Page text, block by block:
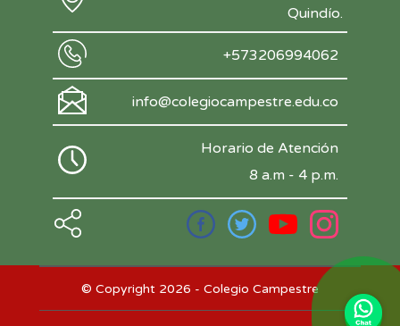
Quindío.
+573206994062
info@colegiocampestre.edu.co
Horario de Atención
8 a.m - 4 p.m.
© Copyright 2026 - Colegio Campestre